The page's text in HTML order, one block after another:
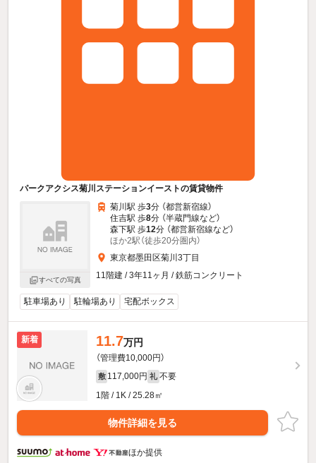
パークアクシス菊川ステーションイーストの賃貸物件
すべての写真
菊川駅 歩3分 （都営新宿線）
住吉駅 歩8分 （半蔵門線など）
森下駅 歩12分 （都営新宿線など）
ほか2駅（徒歩20分圏内）
東京都墨田区菊川3丁目
11階建 / 3年11ヶ月 / 鉄筋コンクリート
駐車場あり 駐輪場あり 宅配ボックス
新着 11.7万円
（管理費10,000円）
敷 117,000円 礼 不要
1階 / 1K / 25.28㎡
物件詳細を見る
ほか提供